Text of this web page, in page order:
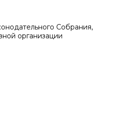
Собрания,
организации